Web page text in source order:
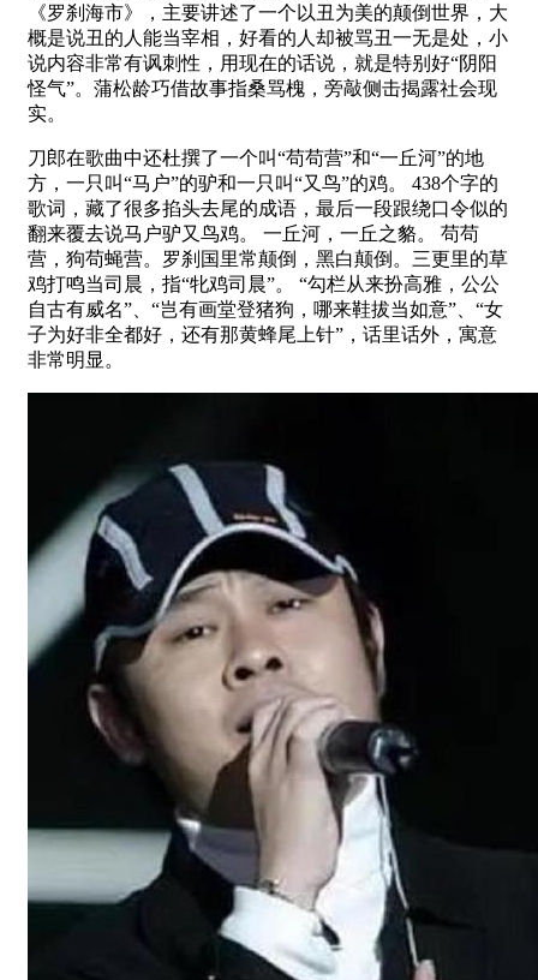
《罗刹海市》，主要讲述了一个以丑为美的颠倒世界，大
概是说丑的人能当宰相，好看的人却被骂丑一无是处，小
说内容非常有讽刺性，用现在的话说，就是特别好“阴阳
怪气”。蒲松龄巧借故事指桑骂槐，旁敲侧击揭露社会现
实。
刀郎在歌曲中还杜撰了一个叫“苟苟营”和“一丘河”的地
方，一只叫“马户”的驴和一只叫“又鸟”的鸡。 438个字的
歌词，藏了很多掐头去尾的成语，最后一段跟绕口令似的
翻来覆去说马户驴又鸟鸡。 一丘河，一丘之貉。 苟苟
营，狗苟蝇营。罗刹国里常颠倒，黑白颠倒。三更里的草
鸡打鸣当司晨，指“牝鸡司晨”。 “勾栏从来扮高雅，公公
自古有威名”、“岂有画堂登猪狗，哪来鞋拔当如意”、“女
子为好非全都好，还有那黄蜂尾上针”，话里话外，寓意
非常明显。